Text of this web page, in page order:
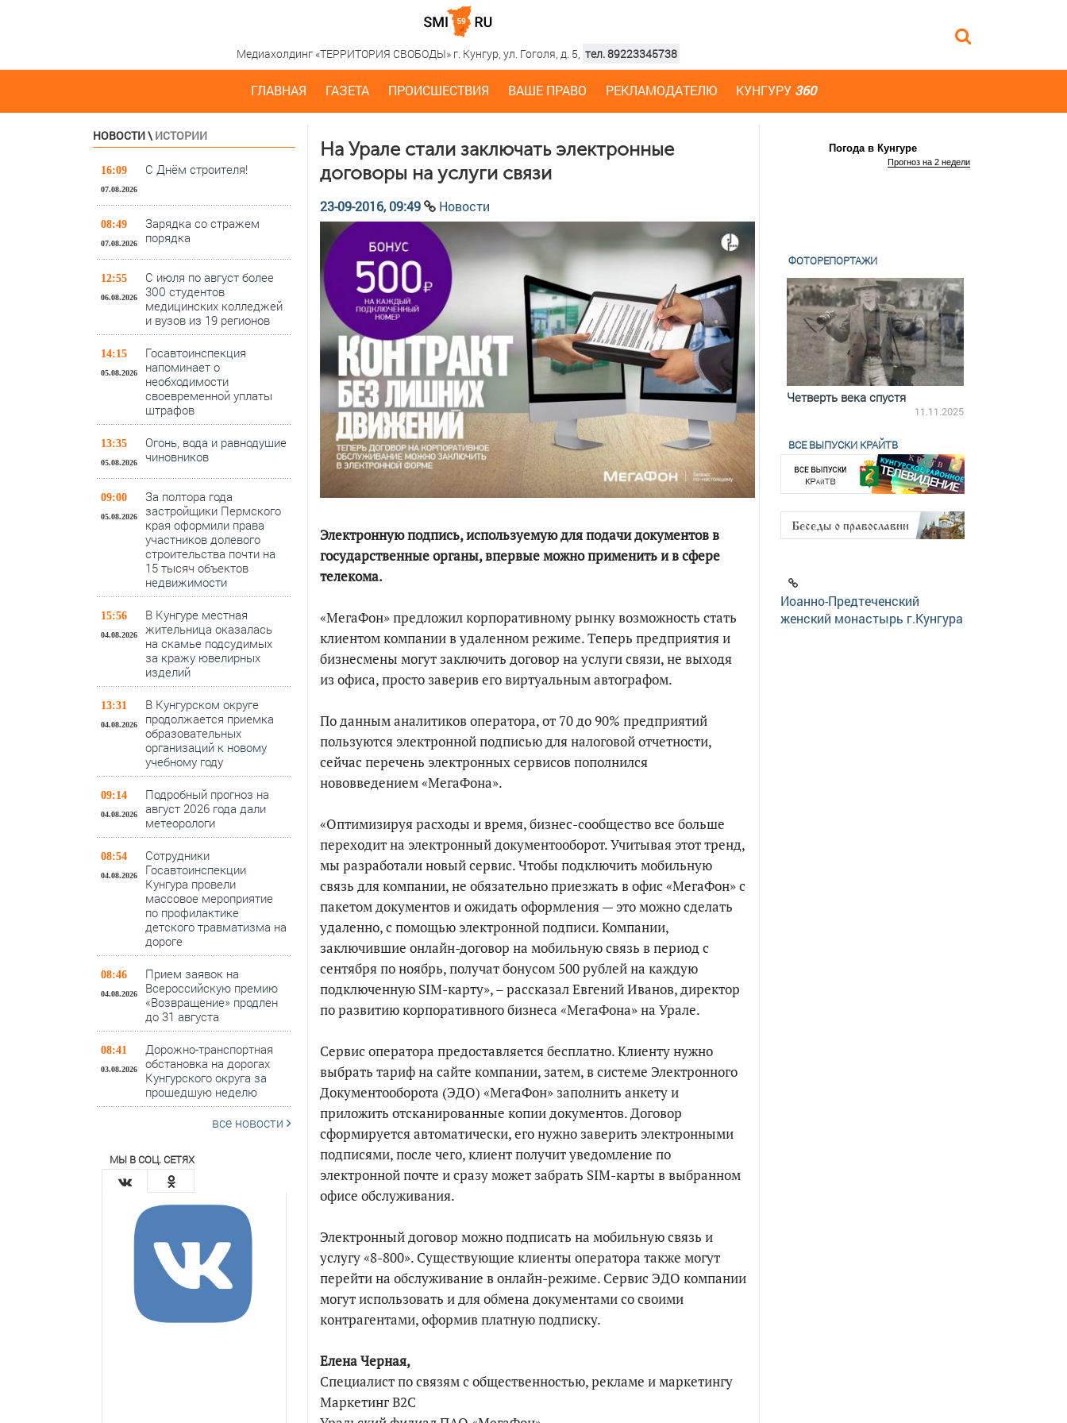
Медиахолдинг «ТЕРРИТОРИЯ СВОБОДЫ» г. Кунгур, ул. Гоголя, д. 5, тел. 89223345738
ГЛАВНАЯ ГАЗЕТА ПРОИСШЕСТВИЯ ВАШЕ ПРАВО РЕКЛАМОДАТЕЛЮ КУНГУРУ 360
НОВОСТИ\ ИСТОРИИ
16:09
07.08.2026
С Днём строителя!
08:49
07.08.2026
Зарядка со стражем
порядка
12:55
06.08.2026
С июля по август более
300 студентов
медицинских колледжей
и вузов из 19 регионов
14:15
05.08.2026
Госавтоинспекция
напоминает о
необходимости
своевременной уплаты
штрафов
13:35
05.08.2026
Огонь, вода и равнодушие
чиновников
09:00
05.08.2026
За полтора года
застройщики Пермского
края оформили права
участников долевого
строительства почти на
15 тысяч объектов
недвижимости
15:56
04.08.2026
В Кунгуре местная
жительница оказалась
на скамье подсудимых
за кражу ювелирных
изделий
13:31
04.08.2026
В Кунгурском округе
продолжается приемка
образовательных
организаций к новому
учебному году
09:14
04.08.2026
Подробный прогноз на
август 2026 года дали
метеорологи
08:54
04.08.2026
Сотрудники
Госавтоинспекции
Кунгура провели
массовое мероприятие
по профилактике
детского травматизма на
дороге
08:46
04.08.2026
Прием заявок на
Всероссийскую премию
«Возвращение» продлен
до 31 августа
08:41
03.08.2026
Дорожно-транспортная
обстановка на дорогах
Кунгурского округа за
прошедшую неделю
все новости
МЫ В СОЦ. СЕТЯХ
На Урале стали заключать электронные
договоры на услуги связи
23-09-2016, 09:49 Новости
Электронную подпись, используемую для подачи документов в
государственные органы, впервые можно применить и в сфере
телекома.
«МегаФон» предложил корпоративному рынку возможность стать
клиентом компании в удаленном режиме. Теперь предприятия и
бизнесмены могут заключить договор на услуги связи, не выходя
из офиса, просто заверив его виртуальным автографом.
По данным аналитиков оператора, от 70 до 90% предприятий
пользуются электронной подписью для налоговой отчетности,
сейчас перечень электронных сервисов пополнился
нововведением «МегаФона».
«Оптимизируя расходы и время, бизнес-сообщество все больше
переходит на электронный документооборот. Учитывая этот тренд,
мы разработали новый сервис. Чтобы подключить мобильную
связь для компании, не обязательно приезжать в офис «МегаФон» с
пакетом документов и ожидать оформления — это можно сделать
удаленно, с помощью электронной подписи. Компании,
заключившие онлайн-договор на мобильную связь в период с
сентября по ноябрь, получат бонусом 500 рублей на каждую
подключенную SIM-карту», – рассказал Евгений Иванов, директор
по развитию корпоративного бизнеса «МегаФона» на Урале.
Сервис оператора предоставляется бесплатно. Клиенту нужно
выбрать тариф на сайте компании, затем, в системе Электронного
Документооборота (ЭДО) «МегаФон» заполнить анкету и
приложить отсканированные копии документов. Договор
сформируется автоматически, его нужно заверить электронными
подписями, после чего, клиент получит уведомление по
электронной почте и сразу может забрать SIM-карты в выбранном
офисе обслуживания.
Электронный договор можно подписать на мобильную связь и
услугу «8-800». Существующие клиенты оператора также могут
перейти на обслуживание в онлайн-режиме. Сервис ЭДО компании
могут использовать и для обмена документами со своими
контрагентами, оформив платную подписку.
Елена Черная,
Специалист по связям с общественностью, рекламе и маркетингу
Маркетинг B2C
Погода в Кунгуре
Прогноз на 2 недели
ФОТОРЕПОРТАЖИ
По итогам первой пятилетки
18.12.2025
Четверть века спустя
11.11.2025
ВСЕ ВЫПУСКИ КРАЙТВ
Иоанно-Предтеченский
женский монастырь г.Кунгура